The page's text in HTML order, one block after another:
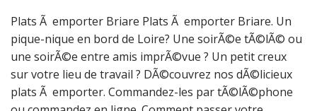
Plats Ã emporter Briare Plats Ã emporter Briare. Un
pique-nique en bord de Loire? Une soirÃ©e tÃ©lÃ© ou
une soirÃ©e entre amis imprÃ©vue ? Un petit creux
sur votre lieu de travail ? DÃ©couvrez nos dÃ©licieux
plats Ã emporter. Commandez-les par tÃ©lÃ©phone